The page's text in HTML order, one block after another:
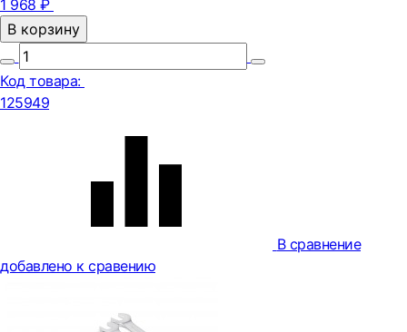
1 968 ₽
В корзину
Код товара:
125949
В сравнение
добавлено к сравению